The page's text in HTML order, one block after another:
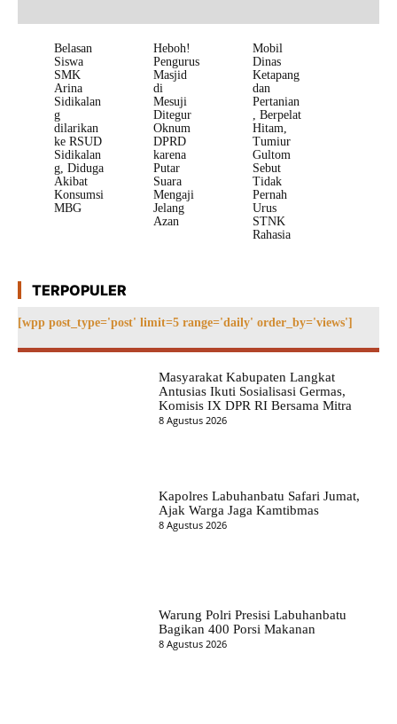
Belasan
Siswa
SMK
Arina
Sidikalan
g
dilarikan
ke RSUD
Sidikalan
g, Diduga
Akibat
Konsumsi
MBG
Heboh!
Pengurus
Masjid
di
Mesuji
Ditegur
Oknum
DPRD
karena
Putar
Suara
Mengaji
Jelang
Azan
Mobil
Dinas
Ketapang
dan
Pertanian
, Berpelat
Hitam,
Tumiur
Gultom
Sebut
Tidak
Pernah
Urus
STNK
Rahasia
TERPOPULER
[wpp post_type='post' limit=5 range='daily' order_by='views']
Masyarakat Kabupaten Langkat
Antusias Ikuti Sosialisasi Germas,
Komisis IX DPR RI Bersama Mitra
8 Agustus 2026
Kapolres Labuhanbatu Safari Jumat,
Ajak Warga Jaga Kamtibmas
8 Agustus 2026
Warung Polri Presisi Labuhanbatu
Bagikan 400 Porsi Makanan
8 Agustus 2026